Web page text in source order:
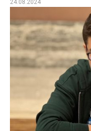
24.08.2024